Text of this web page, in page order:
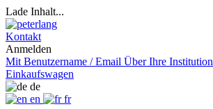
Lade Inhalt...
Kontakt
Anmelden
Mit Benutzername / Email Über Ihre Institution
Einkaufswagen
de
en
fr